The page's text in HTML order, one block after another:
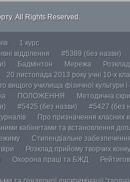
All Rights Reserved.
1 курс
відділення #5389 (без назви)
Бадмінтон Мережа Розклад
20 листопада 2013 року учні 10-х
вищого училища фізичної
ПОЛОЖЕННЯ
Методична
#5425 (без назви) #5427 (без
Про призначення класних
кабінетами та встановлення
Стипендіальне
Розклад прийому творчих
Охорона праці та БЖД